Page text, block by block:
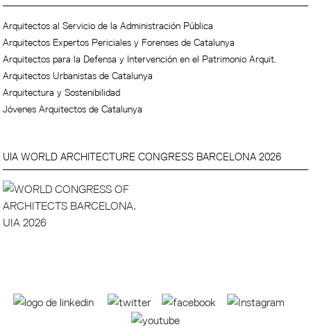
Arquitectos al Servicio de la Administración Pública
Arquitectos Expertos Periciales y Forenses de Catalunya
Arquitectos para la Defensa y Intervención en el Patrimonio Arquit.
Arquitectos Urbanistas de Catalunya
Arquitectura y Sostenibilidad
Jóvenes Arquitectos de Catalunya
UIA WORLD ARCHITECTURE CONGRESS BARCELONA 2026